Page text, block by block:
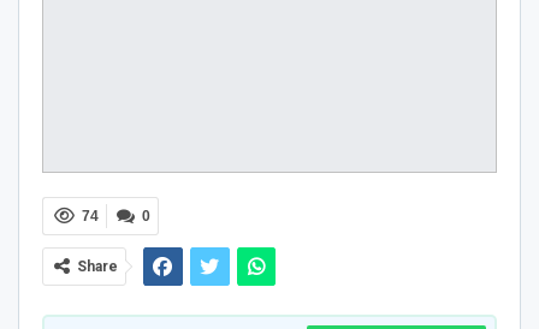
0
74
Share